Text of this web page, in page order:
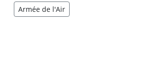
Armée de l'Air